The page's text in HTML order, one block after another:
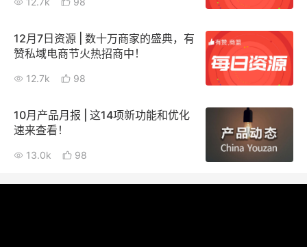
12月7日资源 | 数十万商家的盛典，有
赞私域电商节火热招商中！
12.7k 98
10月产品月报 | 这14项新功能和优化
速来查看！
13.0k 98